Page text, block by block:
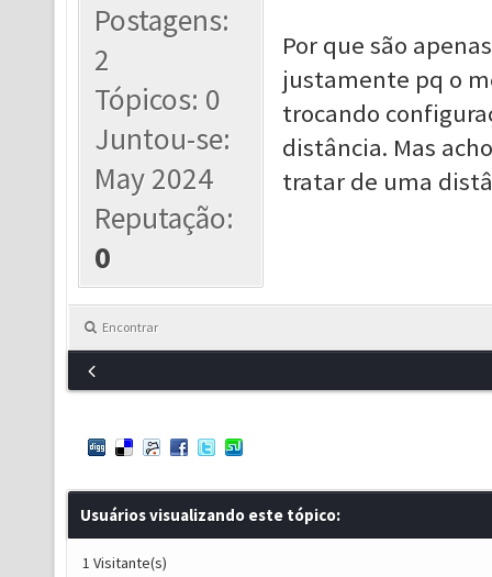
Postagens:
2
Tópicos: 0
Juntou-se:
May 2024
Reputação:
0
Por que são
justamente pq o
trocando
distância. Mas
tratar de uma
Encontrar
Usuários visualizando este tópico:
1 Visitante(s)